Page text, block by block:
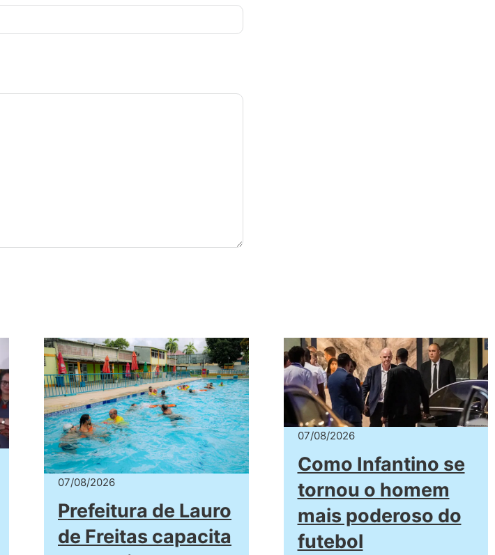
07/08/2026
Prefeitura de Lauro
de Freitas capacita
07/08/2026
Como Infantino se
tornou o homem
mais poderoso do
futebol